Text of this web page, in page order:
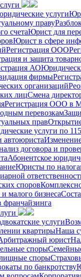
услуги
праву
счетаЮрист для
Юрист в сфере
Регистрация ООО
и защита
АО
фирмы
организаций
лицСмена
Регистрация ООО в
перевозкам
прав
услуги по
автоюриста
договора и
Абонентское
Юристы по
споров
и малого бизнеса
франчайзинга
услуги
квартирыНаша
юрист
споры
споры
по банкротству